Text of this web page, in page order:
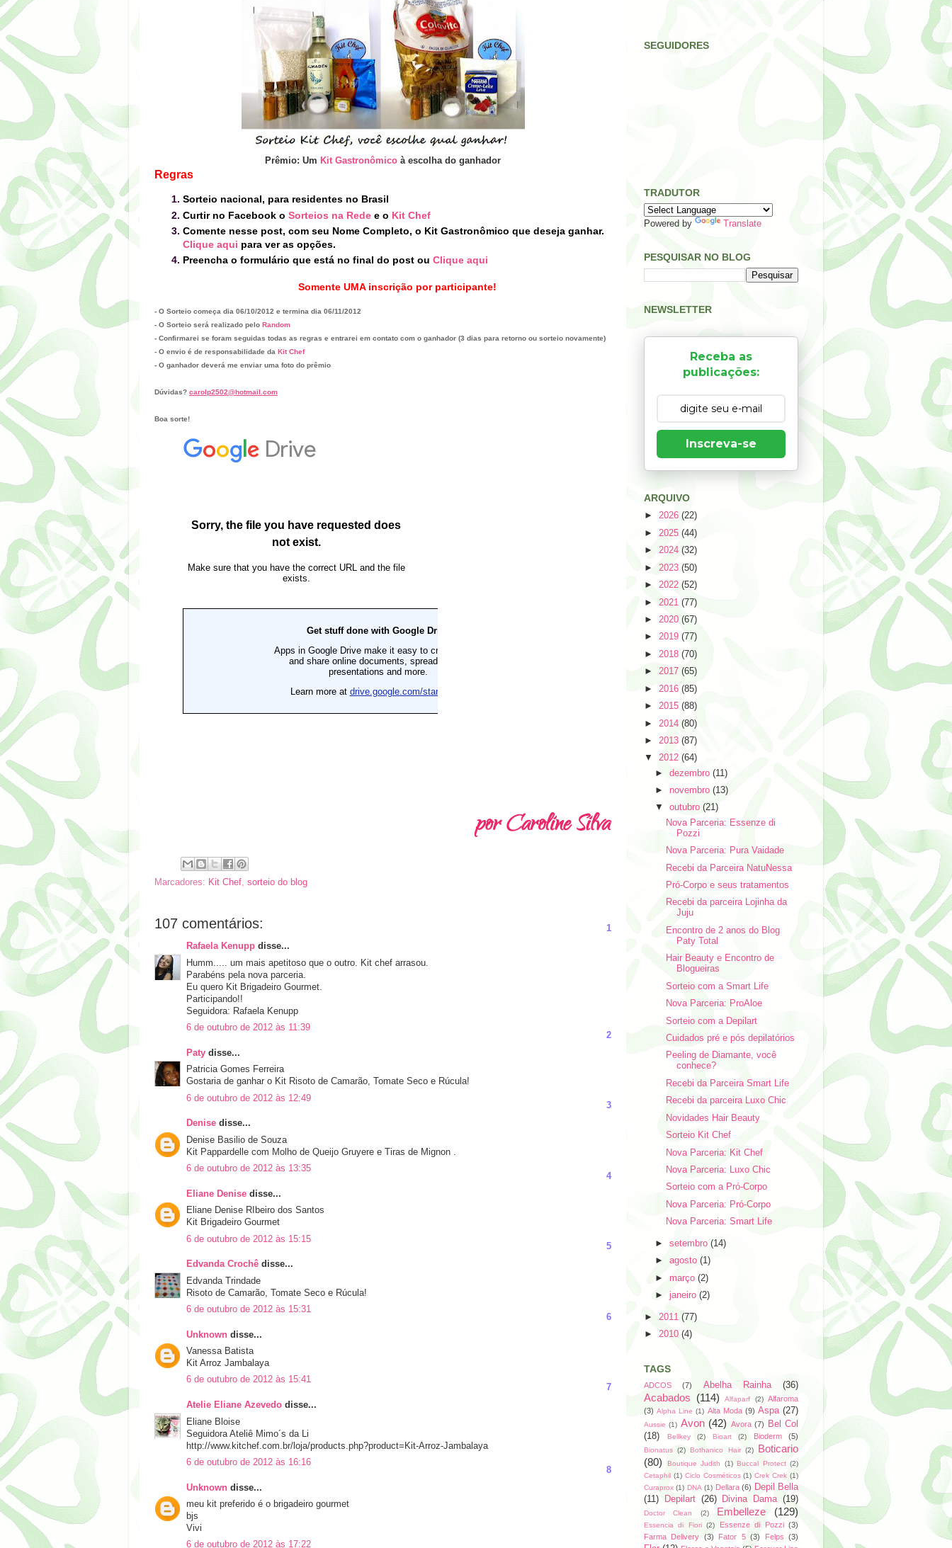
Prêmio: Um Kit Gastronômico à escolha do ganhador
Regras
Sorteio nacional, para residentes no Brasil
Curtir no Facebook o Sorteios na Rede e o Kit Chef
Comente nesse post, com seu Nome Completo, o Kit Gastronômico que deseja ganhar.
Clique aqui para ver as opções.
Preencha o formulário que está no final do post ou Clique aqui
Somente UMA inscrição por participante!
- O Sorteio começa dia 06/10/2012 e termina dia 06/11/2012
- O Sorteio será realizado pelo Random
- Confirmarei se foram seguidas todas as regras e entrarei em contato com o ganhador (3 dias para retorno ou sorteio novamente)
- O envio é de responsabilidade da Kit Chef
- O ganhador deverá me enviar uma foto do prêmio
Dúvidas? carolp2502@hotmail.com
Boa sorte!
Marcadores: Kit Chef, sorteio do blog
107 comentários:
Rafaela Kenupp disse...
1
Humm..... um mais apetitoso que o outro. Kit chef arrasou.
Parabéns pela nova parceria.
Eu quero Kit Brigadeiro Gourmet.
Participando!!
Seguidora: Rafaela Kenupp
6 de outubro de 2012 às 11:39
Paty disse...
2
Patricia Gomes Ferreira
Gostaria de ganhar o Kit Risoto de Camarão, Tomate Seco e Rúcula!
6 de outubro de 2012 às 12:49
Denise disse...
3
Denise Basilio de Souza
Kit Pappardelle com Molho de Queijo Gruyere e Tiras de Mignon .
6 de outubro de 2012 às 13:35
Eliane Denise disse...
4
Eliane Denise RIbeiro dos Santos
Kit Brigadeiro Gourmet
6 de outubro de 2012 às 15:15
Edvanda Crochê disse...
5
Edvanda Trindade
Risoto de Camarão, Tomate Seco e Rúcula!
6 de outubro de 2012 às 15:31
Unknown disse...
6
Vanessa Batista
Kit Arroz Jambalaya
6 de outubro de 2012 às 15:41
Atelie Eliane Azevedo disse...
7
Eliane Bloise
Seguidora Ateliê Mimo´s da Li
http://www.kitchef.com.br/loja/products.php?product=Kit-Arroz-Jambalaya
6 de outubro de 2012 às 16:16
Unknown disse...
8
meu kit preferido é o brigadeiro gourmet
bjs
Vivi
6 de outubro de 2012 às 17:22
SEGUIDORES
TRADUTOR
Powered by Translate
PESQUISAR NO BLOG
NEWSLETTER
Receba as
publicações:
Inscreva-se
ARQUIVO
► 2026 (22)
► 2025 (44)
► 2024 (32)
► 2023 (50)
► 2022 (52)
► 2021 (77)
► 2020 (67)
► 2019 (77)
► 2018 (70)
► 2017 (65)
► 2016 (85)
► 2015 (88)
► 2014 (80)
► 2013 (87)
▼ 2012 (64)
►dezembro(11)
► novembro(13)
▼outubro(21)
Nova Parceria: Essenze di
Pozzi
Nova Parceria: Pura Vaidade
Recebi da Parceira NatuNessa
Pró-Corpo e seus tratamentos
Recebi da parceira Lojinha da
Juju
Encontro de 2 anos do Blog
Paty Total
Hair Beauty e Encontro de
Blogueiras
Sorteio com a Smart Life
Nova Parceria: ProAloe
Sorteio com a Depilart
Cuidados pré e pós depilatórios
Peeling de Diamante, você
conhece?
Recebi da Parceira Smart Life
Recebi da parceira Luxo Chic
Novidades Hair Beauty
Sorteio Kit Chef
Nova Parceria: Kit Chef
Nova Parceria: Luxo Chic
Sorteio com a Pró-Corpo
Nova Parceria: Pró-Corpo
Nova Parceria: Smart Life
►setembro(14)
►agosto(1)
►março(2)
► janeiro(2)
► 2011 (77)
► 2010 (4)
TAGS
ADCOS (7) Abelha Rainha (36)
Acabados (114) Alfaparf (2) Alfaroma
(3) Alpha Line (1) Alta Moda (9) Aspa (27)
Aussie (1) Avon (42) Avora (7)
Bel Col
(18)
Bellkey (2) Bioart (2) Bioderm (5)
Bionatus (2) Bothanico Hair (2)
Boticario
(80)
Boutique Judith (1) Buccal Protect (2)
Cetaphil (1) Ciclo Cosméticos (1) Crek Crek (1)
Curaprox (1) DNA (1) Dellara (6) Depil Bella
(11)
Depilart (26) Divina Dama (19)
Doctor Clean (2) Embelleze (129)
Essencia di Fiori (2) Essenze di Pozzi (3)
Farma Delivery (3) Fator 5 (3) Felps (3)